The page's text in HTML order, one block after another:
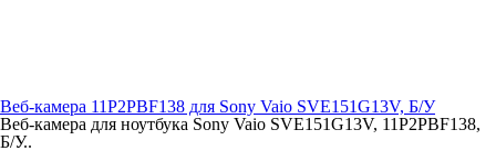
Веб-камера 11P2PBF138 для Sony Vaio SVE151G13V, Б/У
Веб-камера для ноутбука Sony Vaio SVE151G13V, 11P2PBF138,
Б/У..